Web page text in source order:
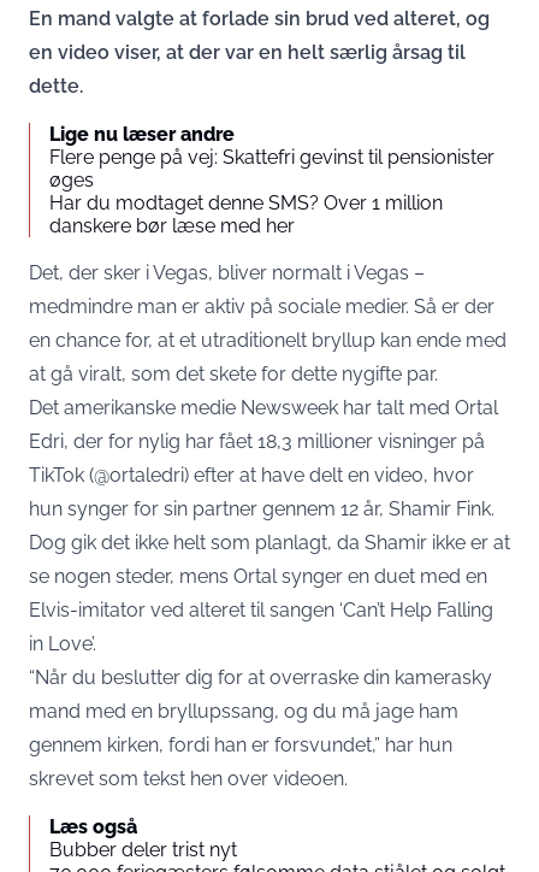
En mand valgte at forlade sin brud ved alteret, og
en video viser, at der var en helt særlig årsag til
dette.
Lige nu læser andre
Flere penge på vej: Skattefri gevinst til pensionister
øges
Har du modtaget denne SMS? Over 1 million
danskere bør læse med her
Det, der sker i Vegas, bliver normalt i Vegas –
medmindre man er aktiv på sociale medier. Så er der
en chance for, at et utraditionelt bryllup kan ende med
at gå viralt, som det skete for dette nygifte par.
Det amerikanske medie Newsweek har talt med Ortal
Edri, der for nylig har fået 18,3 millioner visninger på
TikTok (@ortaledri) efter at have delt en video, hvor
hun synger for sin partner gennem 12 år, Shamir Fink.
Dog gik det ikke helt som planlagt, da Shamir ikke er at
se nogen steder, mens Ortal synger en duet med en
Elvis-imitator ved alteret til sangen ‘Can’t Help Falling
in Love’.
“Når du beslutter dig for at overraske din kamerasky
mand med en bryllupssang, og du må jage ham
gennem kirken, fordi han er forsvundet,” har hun
skrevet som tekst hen over videoen.
Læs også
Bubber deler trist nyt